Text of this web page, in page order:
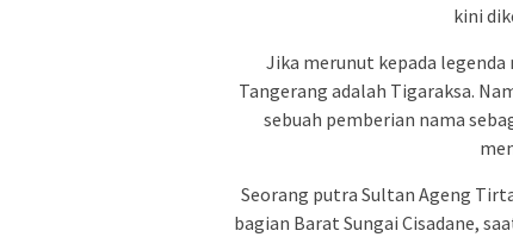
kini
Jika merunut kepada
Tangerang adalah Tigaraksa.
sebuah pemberian nama
Seorang putra Sultan Ageng
bagian Barat Sungai Cisadane,